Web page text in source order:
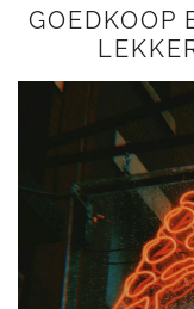
GOEDKOOP